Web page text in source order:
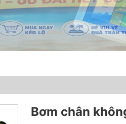
Bơm chân